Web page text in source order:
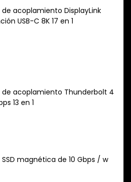
de acoplamiento DisplayLink
USB-C 8K 17 en 1
de acoplamiento Thunderbolt 4
13 en 1
magnética de 10 Gbps / w